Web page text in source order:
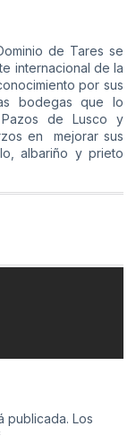
de Tares se
internacional de la
por sus
bodegas que lo
de Lusco y
en mejorar sus
albariño y prieto
publicada. Los